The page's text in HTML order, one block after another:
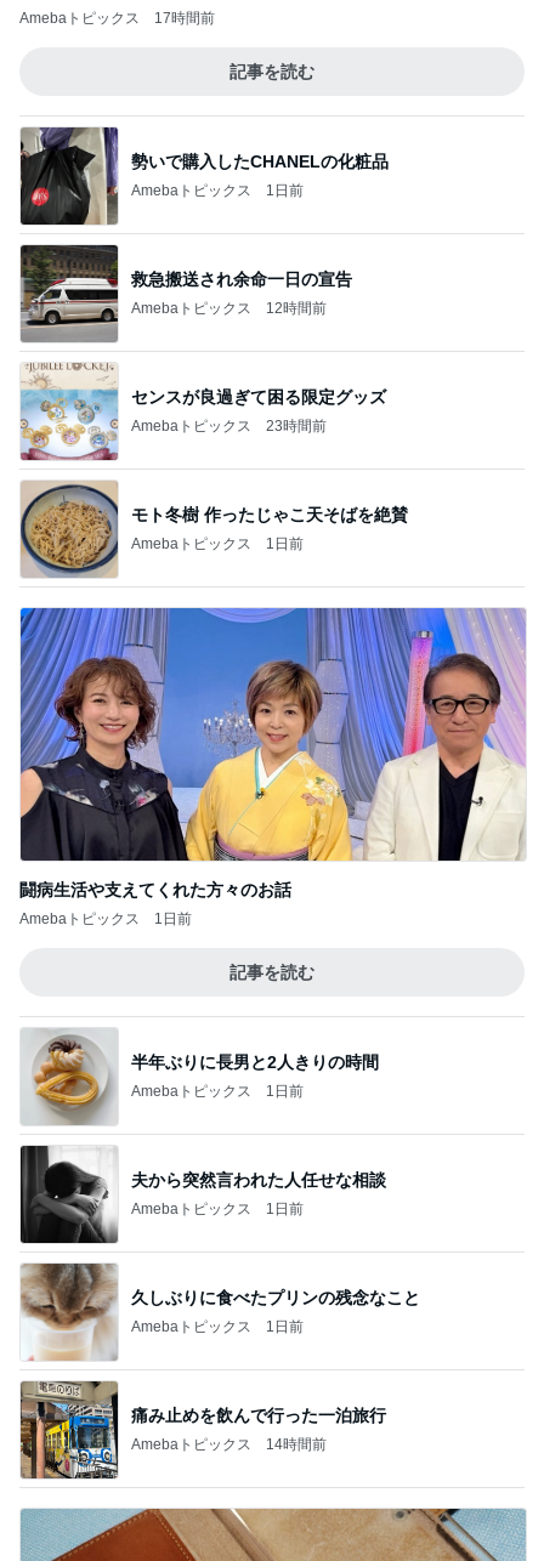
Amebaトピックス 17時間前
記事を読む
勢いで購入したCHANELの化粧品
Amebaトピックス 1日前
救急搬送され余命一日の宣告
Amebaトピックス 12時間前
センスが良過ぎて困る限定グッズ
Amebaトピックス 23時間前
モト冬樹 作ったじゃこ天そばを絶賛
Amebaトピックス 1日前
闘病生活や支えてくれた方々のお話
Amebaトピックス 1日前
記事を読む
半年ぶりに長男と2人きりの時間
Amebaトピックス 1日前
夫から突然言われた人任せな相談
Amebaトピックス 1日前
久しぶりに食べたプリンの残念なこと
Amebaトピックス 1日前
痛み止めを飲んで行った一泊旅行
Amebaトピックス 14時間前